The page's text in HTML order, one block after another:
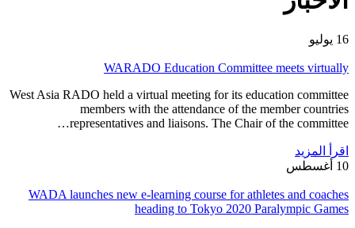
16 يوليو
WARADO Education Committee meets virtually
West Asia RADO held a virtual meeting for its education committee
members with the attendance of the member countries
representatives and liaisons. The Chair of the committee…
اقرأ المزيد
10 أغسطس
WADA launches new e-learning course for athletes and coaches
heading to Tokyo 2020 Paralympic Games